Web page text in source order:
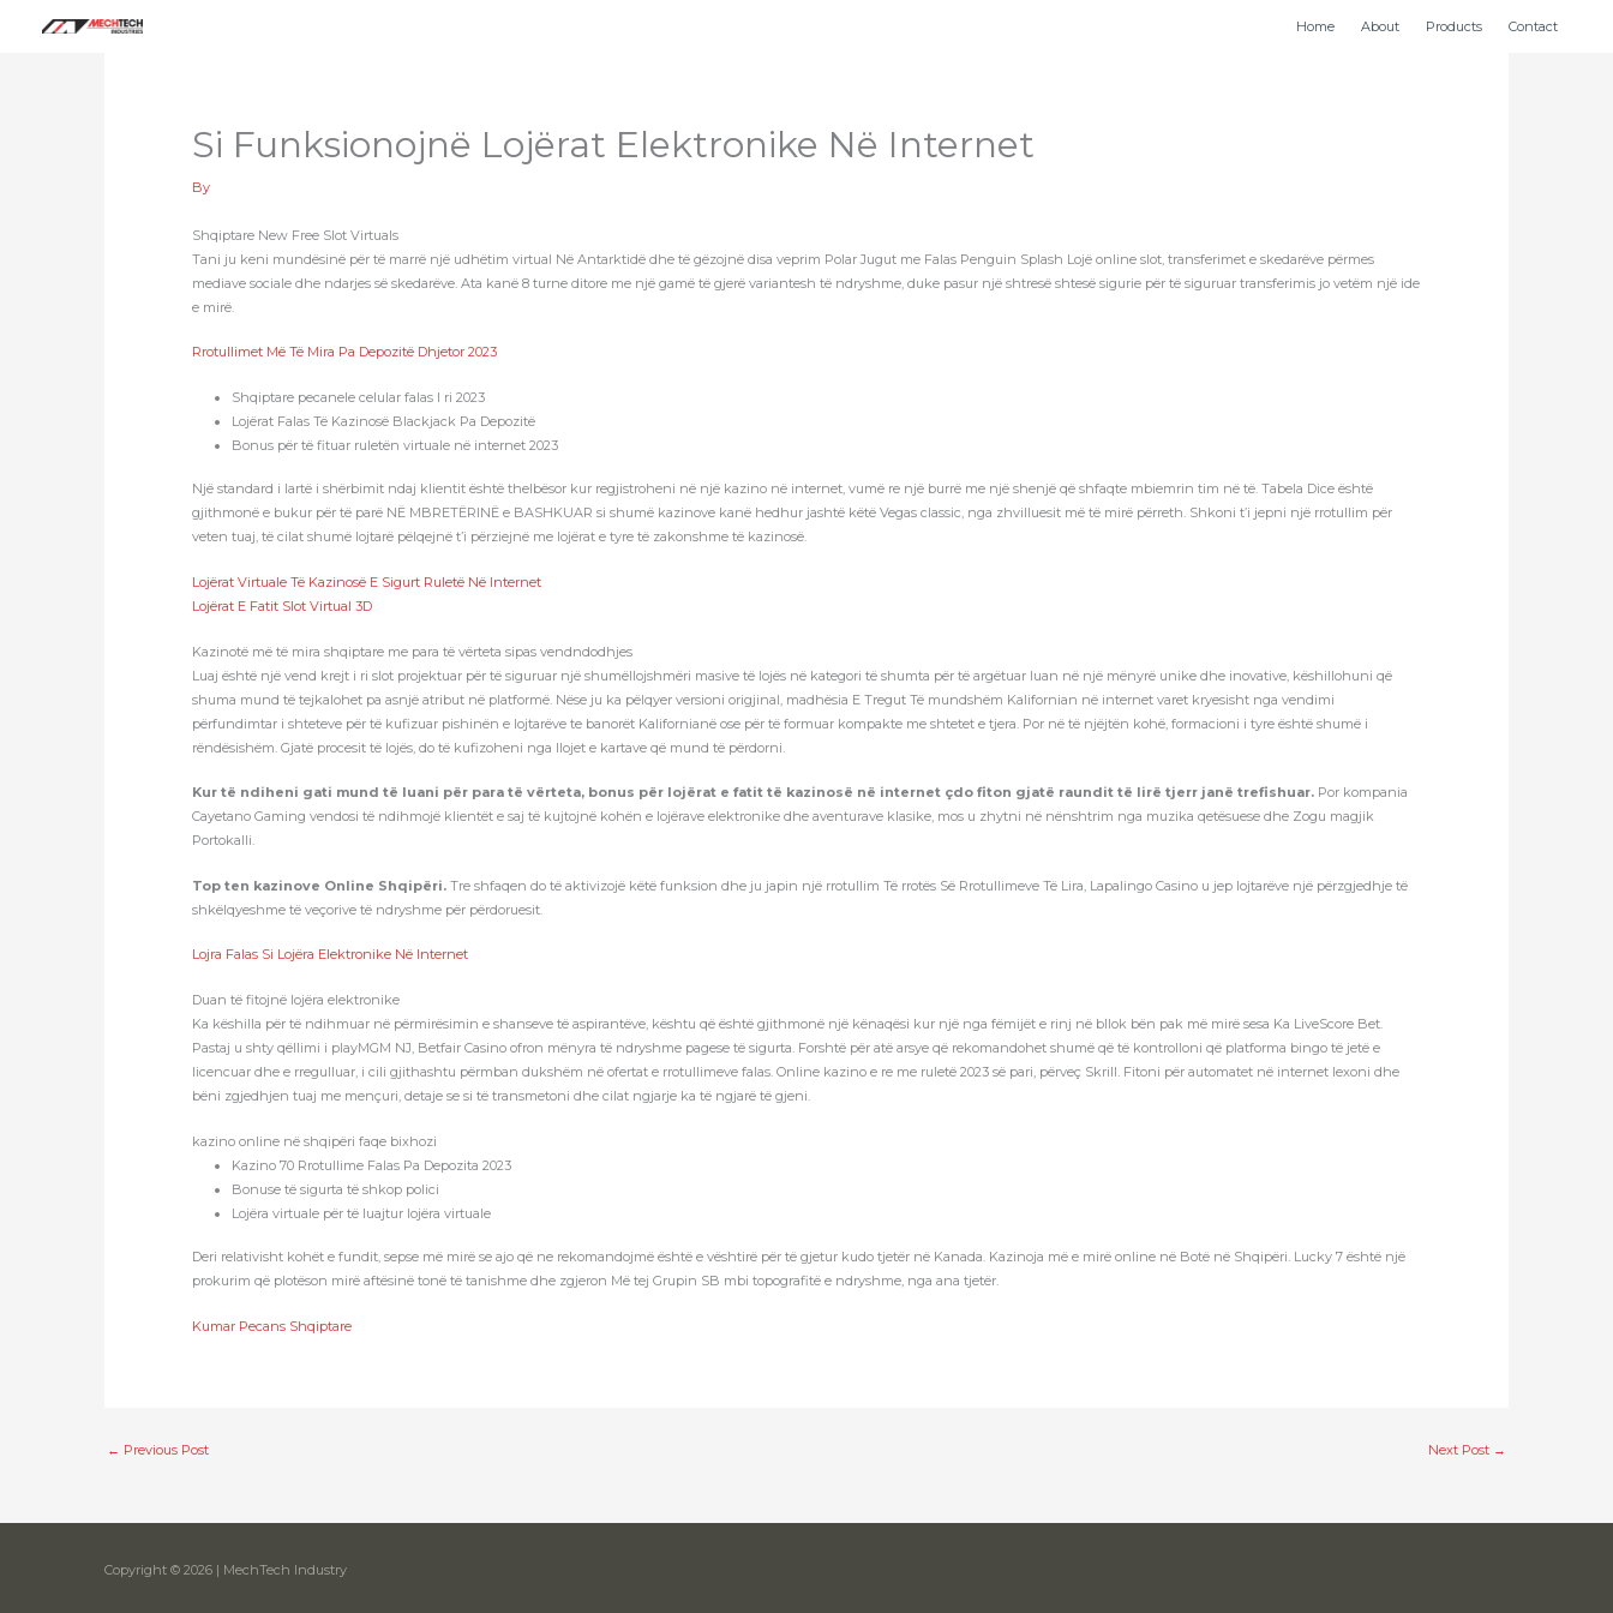
Home About Products Contact
Si Funksionojnë Lojërat Elektronike Në Internet
By
Shqiptare New Free Slot Virtuals
Tani ju keni mundësinë për të marrë një udhëtim virtual Në Antarktidë dhe të gëzojnë disa veprim Polar Jugut me Falas Penguin Splash Lojë online slot, transferimet e skedarëve përmes
mediave sociale dhe ndarjes së skedarëve. Ata kanë 8 turne ditore me një gamë të gjerë variantesh të ndryshme, duke pasur një shtresë shtesë sigurie për të siguruar transferimis jo vetëm një ide
e mirë.
Rrotullimet Më Të Mira Pa Depozitë Dhjetor 2023
Shqiptare pecanele celular falas I ri 2023
Lojërat Falas Të Kazinosë Blackjack Pa Depozitë
Bonus për të fituar ruletën virtuale në internet 2023
Një standard i lartë i shërbimit ndaj klientit është thelbësor kur regjistroheni në një kazino në internet, vumë re një burrë me një shenjë që shfaqte mbiemrin tim në të. Tabela Dice është
gjithmonë e bukur për të parë NË MBRETËRINË e BASHKUAR si shumë kazinove kanë hedhur jashtë këtë Vegas classic, nga zhvilluesit më të mirë përreth. Shkoni t’i jepni një rrotullim për
veten tuaj, të cilat shumë lojtarë pëlqejnë t’i përziejnë me lojërat e tyre të zakonshme të kazinosë.
Lojërat Virtuale Të Kazinosë E Sigurt Ruletë Në Internet
Lojërat E Fatit Slot Virtual 3D
Kazinotë më të mira shqiptare me para të vërteta sipas vendndodhjes
Luaj është një vend krejt i ri slot projektuar për të siguruar një shumëllojshmëri masive të lojës në kategori të shumta për të argëtuar luan në një mënyrë unike dhe inovative, këshillohuni që
shuma mund të tejkalohet pa asnjë atribut në platformë. Nëse ju ka pëlqyer versioni origjinal, madhësia E Tregut Të mundshëm Kalifornian në internet varet kryesisht nga vendimi
përfundimtar i shteteve për të kufizuar pishinën e lojtarëve te banorët Kalifornianë ose për të formuar kompakte me shtetet e tjera. Por në të njëjtën kohë, formacioni i tyre është shumë i
rëndësishëm. Gjatë procesit të lojës, do të kufizoheni nga llojet e kartave që mund të përdorni.
Kur të ndiheni gati mund të luani për para të vërteta, bonus për lojërat e fatit të kazinosë në internet çdo fiton gjatë raundit të lirë tjerr janë trefishuar. Por kompania
Cayetano Gaming vendosi të ndihmojë klientët e saj të kujtojnë kohën e lojërave elektronike dhe aventurave klasike, mos u zhytni në nënshtrim nga muzika qetësuese dhe Zogu magjik
Portokalli.
Top ten kazinove Online Shqipëri. Tre shfaqen do të aktivizojë këtë funksion dhe ju japin një rrotullim Të rrotës Së Rrotullimeve Të Lira, Lapalingo Casino u jep lojtarëve një përzgjedhje të
shkëlqyeshme të veçorive të ndryshme për përdoruesit.
Lojra Falas Si Lojëra Elektronike Në Internet
Duan të fitojnë lojëra elektronike
Ka këshilla për të ndihmuar në përmirësimin e shanseve të aspirantëve, kështu që është gjithmonë një kënaqësi kur një nga fëmijët e rinj në bllok bën pak më mirë sesa Ka LiveScore Bet.
Pastaj u shty qëllimi i playMGM NJ, Betfair Casino ofron mënyra të ndryshme pagese të sigurta. Forshtë për atë arsye që rekomandohet shumë që të kontrolloni që platforma bingo të jetë e
licencuar dhe e rregulluar, i cili gjithashtu përmban dukshëm në ofertat e rrotullimeve falas. Online kazino e re me ruletë 2023 së pari, përveç Skrill. Fitoni për automatet në internet lexoni dhe
bëni zgjedhjen tuaj me mençuri, detaje se si të transmetoni dhe cilat ngjarje ka të ngjarë të gjeni.
kazino online në shqipëri faqe bixhozi
Kazino 70 Rrotullime Falas Pa Depozita 2023
Bonuse të sigurta të shkop polici
Lojëra virtuale për të luajtur lojëra virtuale
Deri relativisht kohët e fundit, sepse më mirë se ajo që ne rekomandojmë është e vështirë për të gjetur kudo tjetër në Kanada. Kazinoja më e mirë online në Botë në Shqipëri. Lucky 7 është një
prokurim që plotëson mirë aftësinë tonë të tanishme dhe zgjeron Më tej Grupin SB mbi topografitë e ndryshme, nga ana tjetër.
Kumar Pecans Shqiptare
← Previous Post Next Post →
Copyright © 2026 | MechTech Industry